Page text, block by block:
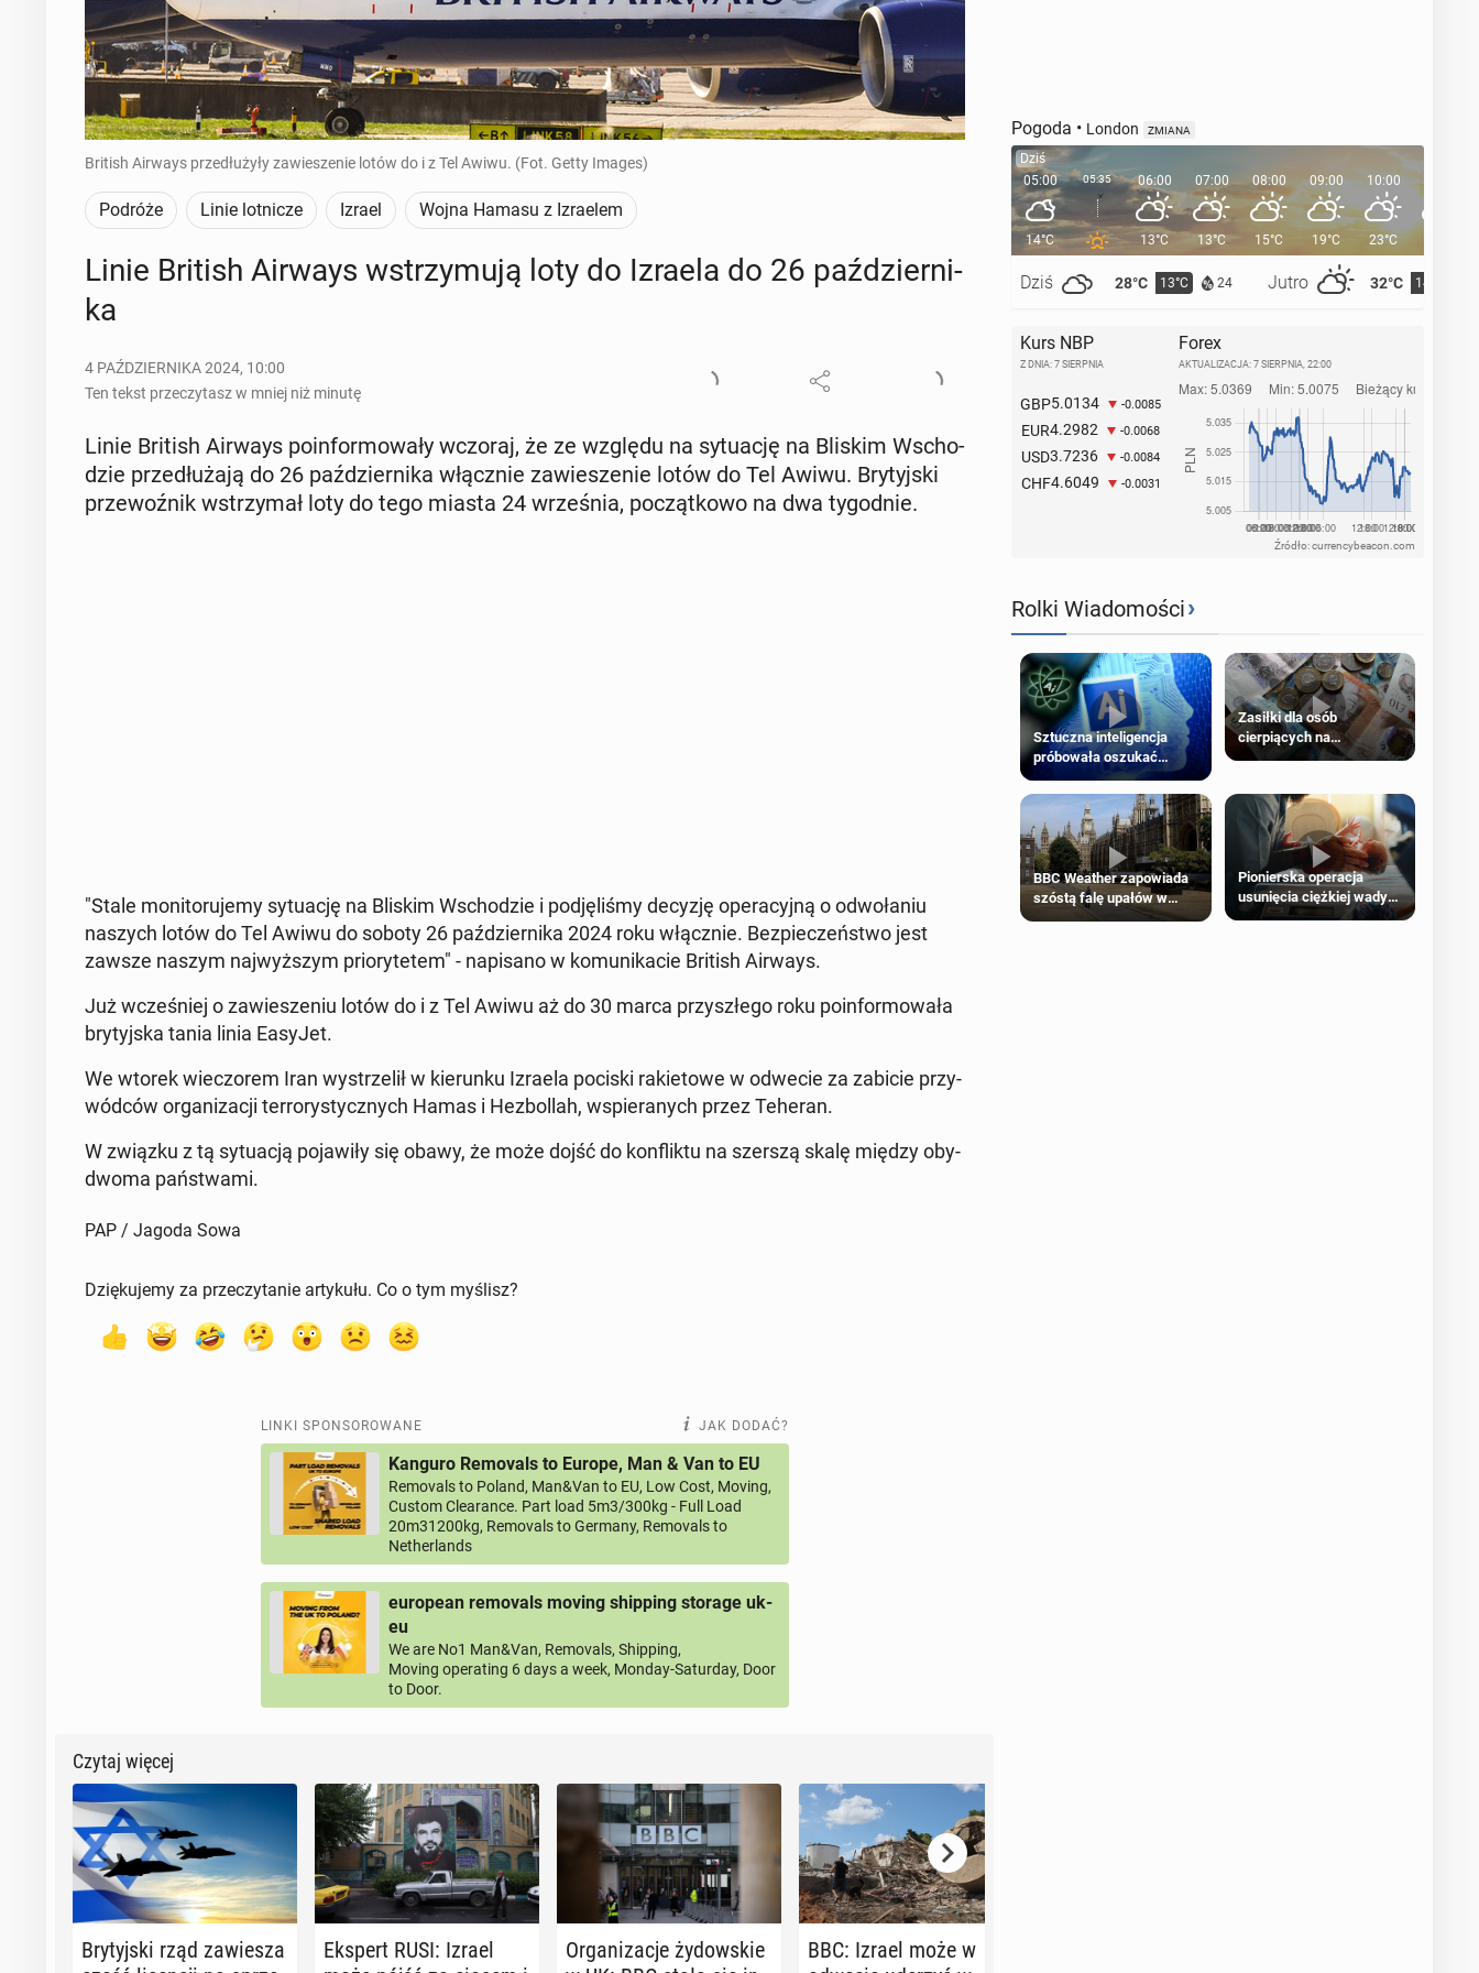
British Airways przedłużyły zawieszenie lotów do i z Tel Awiwu. (Fot. Getty Images)
Podróże Linie lotnicze Izrael Wojna Hamasu z Izraelem
Linie British Airways wstrzy­mu­ją loty do Izraela do 26 paź­dzier­ni­
ka
4 PAŹDZIERNIKA 2024, 10:00
Ten tekst przeczytasz w mniej niż minutę
Linie British Airways po­in­for­mo­wa­ły wczoraj, że ze względu na sy­tu­ację na Bliskim Wscho­
dzie prze­dłu­ża­ją do 26 paź­dzier­ni­ka włącz­nie za­wie­sze­nie lotów do Tel Awiwu. Bry­tyj­ski
prze­woź­nik wstrzy­mał loty do tego miasta 24 wrze­śnia, po­cząt­ko­wo na dwa ty­go­dnie.
"Stale mo­ni­to­ru­je­my sy­tu­ację na Bliskim Wscho­dzie i pod­ję­li­śmy decyzję ope­ra­cyj­ną o od­wo­ła­niu
naszych lotów do Tel Awiwu do soboty 26 paź­dzier­ni­ka 2024 roku włącz­nie. Bez­pie­czeń­stwo jest
zawsze naszym naj­wyż­szym prio­ry­te­tem" - na­pi­sa­no w ko­mu­ni­ka­cie British Airways.
Już wcze­śniej o za­wie­sze­niu lotów do i z Tel Awiwu aż do 30 marca przy­szłe­go roku po­in­for­mo­wa­ła
bry­tyj­ska tania linia EasyJet.
We wtorek wie­czo­rem Iran wy­strze­lił w kie­run­ku Izraela pociski ra­kie­to­we w odwecie za zabicie przy­
wód­ców or­ga­ni­za­cji ter­ro­ry­stycz­nych Hamas i He­zbol­lah, wspie­ra­nych przez Teheran.
W związku z tą sy­tu­acją po­ja­wi­ły się obawy, że może dojść do kon­flik­tu na szerszą skalę między oby­
dwo­ma pań­stwa­mi.
PAP / Jagoda Sowa
Dziękujemy za przeczytanie artykułu. Co o tym myślisz?
LINKI SPONSOROWANE JAK DODAĆ?
Kanguro Removals to Europe, Man & Van to EU
Removals to Poland, Man&Van to EU, Low Cost, Moving,
Custom Clearance. Part load 5m3/300kg - Full Load
20m31200kg, Removals to Germany, Removals to
Netherlands
european removals moving shipping storage uk-
eu
We are No1 Man&Van, Removals, Shipping,
Moving operating 6 days a week, Monday-Saturday, Door
to Door.
Czytaj więcej
Bry­tyj­ski rząd za­wie­sza
Ekspert RUSI: Izrael
Or­ga­ni­za­cje ży­dow­skie
BBC: Izrael może w
Pogoda • London ZMIANA
Dziś
05:00
14°C
Dziś 28°C 13°C 24 Jutro 32°C 14°C
05:35 06:00
13°C
07:00
13°C
08:00
15°C
09:00
19°C
10:00
23°C
11:00
Kurs NBP
Z DNIA: 7 SIERPNIA
GBP5.0134 -0.0085
EUR4.2982 -0.0068
USD3.7236 -0.0084
CHF4.6049 -0.0031
Forex
AKTUALIZACJA: 7 SIERPNIA, 22:00
Źródło: currencybeacon.com
Rolki Wiadomości›
Sztuczna inteligencja
próbowała oszukać
człowieka
Zasiłki dla osób
cierpiących na
schorzenia psychiczne
BBC Weather zapowiada
szóstą falę upałów w
Londynie
Pionierska operacja
usunięcia ciężkiej wady
wrodzonej płodu w łonie